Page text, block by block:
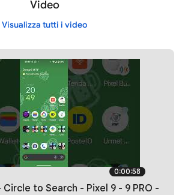
Video
Visualizza tutti i video
0:00:58
to Search - Pixel 9 - 9 PRO -